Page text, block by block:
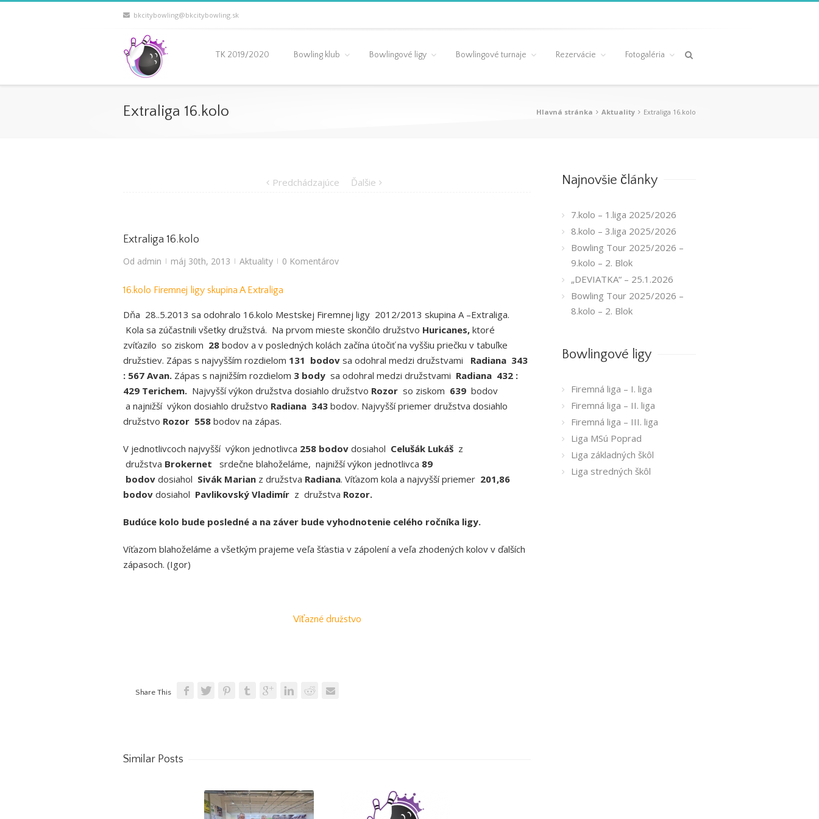
bkcitybowling@bkcitybowling.sk
TK 2019/2020 Bowling klub Bowlingové ligy Bowlingové turnaje Rezervácie Fotogaléria
Extraliga 16.kolo Hlavná stránka Aktuality Extraliga 16.kolo
Predchádzajúce Ďalšie
Extraliga 16.kolo
Od admin | máj 30th, 2013 | Aktuality | 0 Komentárov
16.kolo Firemnej ligy skupina A Extraliga
Dňa 28..5.2013 sa odohralo 16.kolo Mestskej Firemnej ligy 2012/2013 skupina A –Extraliga.
Kola sa zúčastnili všetky družstvá. Na prvom mieste skončilo družstvo Huricanes, ktoré
zvíťazilo so ziskom 28 bodov a v posledných kolách začína útočiť na vyššiu priečku v tabuľke
družstiev. Zápas s najvyšším rozdielom 131 bodov sa odohral medzi družstvami Radiana 343
: 567 Avan. Zápas s najnižším rozdielom 3 body sa odohral medzi družstvami Radiana 432 :
429 Terichem. Najvyšší výkon družstva dosiahlo družstvo Rozor so ziskom 639 bodov
a najnižší výkon dosiahlo družstvo Radiana 343 bodov. Najvyšší priemer družstva dosiahlo
družstvo Rozor 558 bodov na zápas.
V jednotlivcoch najvyšší výkon jednotlivca 258 bodov dosiahol Celušák Lukáš z
družstva Brokernet srdečne blahoželáme, najnižší výkon jednotlivca 89
bodov dosiahol Sivák Marian z družstva Radiana. Víťazom kola a najvyšší priemer 201,86
bodov dosiahol Pavlikovský Vladimír z družstva Rozor.
Budúce kolo bude posledné a na záver bude vyhodnotenie celého ročníka ligy.
Víťazom blahoželáme a všetkým prajeme veľa šťastia v zápolení a veľa zhodených kolov v ďalších
zápasoch. (Igor)
Víťazné družstvo
Share This
Similar Posts
Najnovšie články
7.kolo – 1.liga 2025/2026
8.kolo – 3.liga 2025/2026
Bowling Tour 2025/2026 –
9.kolo – 2. Blok
„DEVIATKA“ – 25.1.2026
Bowling Tour 2025/2026 –
8.kolo – 2. Blok
Bowlingové ligy
Firemná liga – I. liga
Firemná liga – II. liga
Firemná liga – III. liga
Liga MSú Poprad
Liga základných škôl
Liga stredných škôl